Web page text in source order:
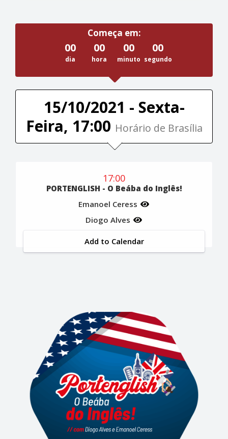
Começa em:
00
dia
00
hora
00
minuto
00
segundo
15/10/2021 - Sexta-
Feira, 17:00 Horário de Brasília
17:00
PORTENGLISH - O Beába do Inglês!
Emanoel Ceress
Diogo Alves
Add to Calendar